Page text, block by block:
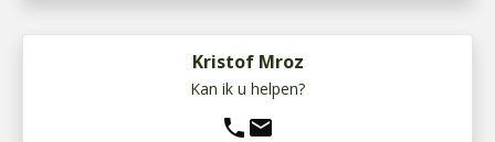
Kristof Mroz
Kan ik u helpen?
phone mail